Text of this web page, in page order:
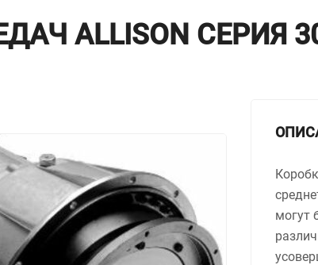
ALLISON СЕРИЯ
могут